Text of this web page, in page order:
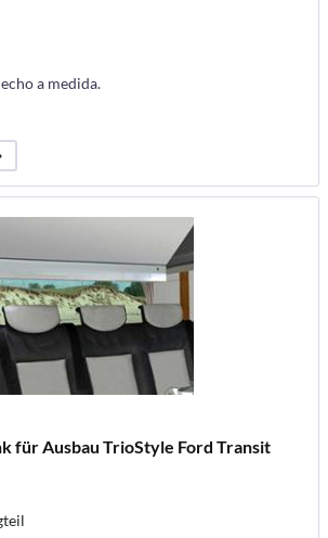
a medida.
für Ausbau TrioStyle Ford Transit